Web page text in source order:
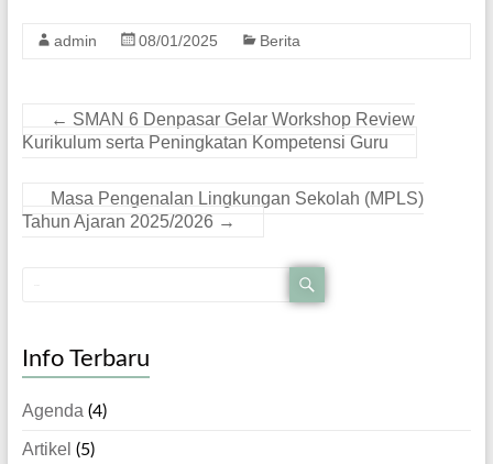
admin 08/01/2025 Berita
← SMAN 6 Denpasar Gelar Workshop Review
Kurikulum serta Peningkatan Kompetensi Guru
Masa Pengenalan Lingkungan Sekolah (MPLS)
Tahun Ajaran 2025/2026 →
Info Terbaru
Agenda (4)
Artikel (5)